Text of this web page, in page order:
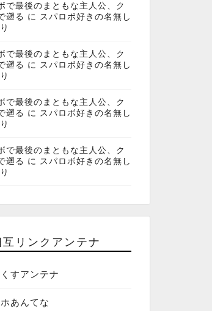
で最後のまともな主人公、ク
遡る
に
スパロボ好きの名無し
で最後のまともな主人公、ク
遡る
に
スパロボ好きの名無し
で最後のまともな主人公、ク
遡る
に
スパロボ好きの名無し
で最後のまともな主人公、ク
遡る
に
スパロボ好きの名無し
互リンクアンテナ
すアンテナ
あんてな